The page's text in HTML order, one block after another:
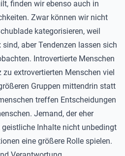
finden wir ebenso auch in
Zwar können wir nicht
kategorisieren, weil
aber Tendenzen lassen sich
Introvertierte Menschen
extrovertierten Menschen viel
Gruppen mittendrin statt
treffen Entscheidungen
Jemand, der eher
Inhalte nicht unbedingt
eine größere Rolle spielen.